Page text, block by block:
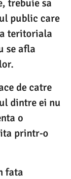
trebuie sa
public care
teritoriala
se afla
de catre
dintre ei nu
o
printr-o
fata